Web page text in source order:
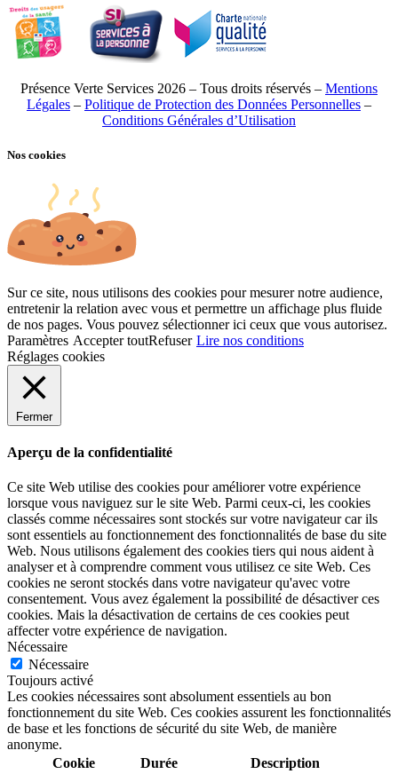
Présence Verte Services 2026 – Tous droits réservés – Mentions
Légales – Politique de Protection des Données Personnelles –
Conditions Générales d’Utilisation
Nos cookies
Sur ce site, nous utilisons des cookies pour mesurer notre audience,
entretenir la relation avec vous et permettre un affichage plus fluide
de nos pages. Vous pouvez sélectionner ici ceux que vous autorisez.
Paramètres Accepter toutRefuser Lire nos conditions
Réglages cookies
Fermer
Aperçu de la confidentialité
Ce site Web utilise des cookies pour améliorer votre expérience
lorsque vous naviguez sur le site Web. Parmi ceux-ci, les cookies
classés comme nécessaires sont stockés sur votre navigateur car ils
sont essentiels au fonctionnement des fonctionnalités de base du site
Web. Nous utilisons également des cookies tiers qui nous aident à
analyser et à comprendre comment vous utilisez ce site Web. Ces
cookies ne seront stockés dans votre navigateur qu'avec votre
consentement. Vous avez également la possibilité de désactiver ces
cookies. Mais la désactivation de certains de ces cookies peut
affecter votre expérience de navigation.
Nécessaire
Nécessaire
Toujours activé
Les cookies nécessaires sont absolument essentiels au bon
fonctionnement du site Web. Ces cookies assurent les fonctionnalités
de base et les fonctions de sécurité du site Web, de manière
anonyme.
Cookie
Durée Description